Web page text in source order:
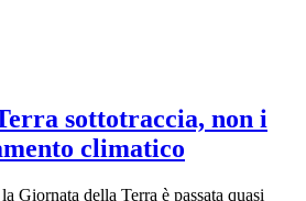
sottotraccia, non i
climatico
Giornata della Terra è passata quasi